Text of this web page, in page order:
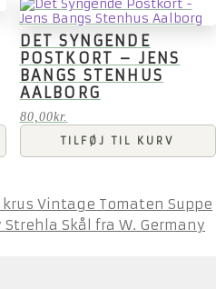
DET SYNGENDE
POSTKORT – JENS
BANGS STENHUS
AALBORG
80,00kr.
TILFØJ TIL KURV
Vintage Tomaten Suppe
Skål fra W. Germany